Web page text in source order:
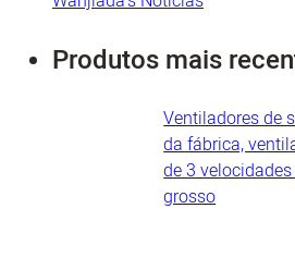
Produtos mais
Ventiladores de
da fábrica,
de 3
grosso